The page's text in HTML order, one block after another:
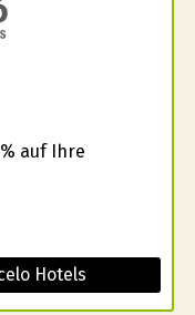
auf Ihre
Hotels